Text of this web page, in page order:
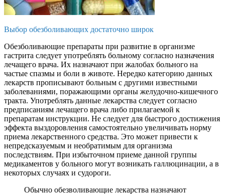
Выбор обезболивающих достаточно широк
Обезболивающие препараты при развитие в организме
гастрита следует употреблять больному согласно назначения
лечащего врача. Их назначают при жалобах больного на
частые спазмы и боли в животе. Нередко категорию данных
лекарств прописывают больным с другими известными
заболеваниями, поражающими органы желудочно-кишечного
тракта. Употреблять данные лекарства следует согласно
предписаниям лечащего врача либо прилагаемой к
препаратам инструкции. Не следует для быстрого достижения
эффекта выздоровления самостоятельно увеличивать норму
приема лекарственного средства. Это может привести к
непредсказуемым и необратимым для организма
последствиям. При избыточном приеме данной группы
медикаментов у больного могут возникать галлюцинации, а в
некоторых случаях и судороги.
Обычно обезволивающие лекарства назначают